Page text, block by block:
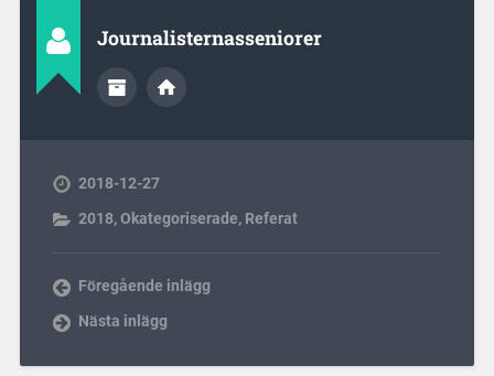
Journalisternasseniorer
2018-12-27
2018,Okategoriserade, Referat
Föregående inlägg
Nästa inlägg